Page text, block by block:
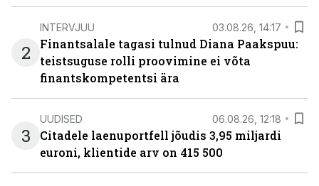
2
INTERVJUU 03.08.26, 14:17
Finantsalale tagasi tulnud Diana Paakspuu:
teistsuguse rolli proovimine ei võta
finantskompetentsi ära
3
UUDISED 06.08.26, 12:18
Citadele laenuportfell jõudis 3,95 miljardi
euroni, klientide arv on 415 500